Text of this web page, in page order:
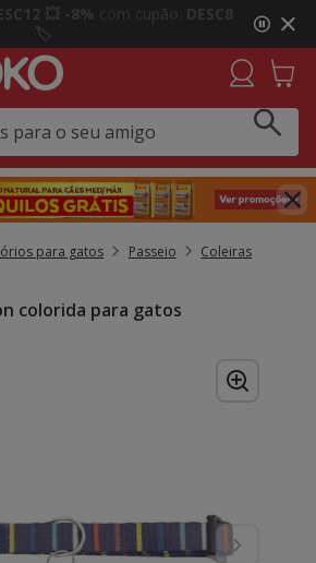
GRÁTIS em loja e receba uma
Agora em mais lojas!
para gatos Passeio Coleiras
colorida para gatos